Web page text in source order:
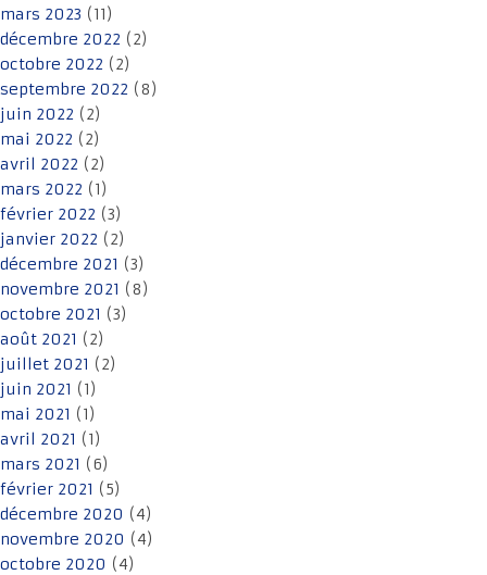
mars 2023 (11)
décembre 2022 (2)
octobre 2022 (2)
septembre 2022 (8)
juin 2022 (2)
mai 2022 (2)
avril 2022 (2)
mars 2022 (1)
février 2022 (3)
janvier 2022 (2)
décembre 2021 (3)
novembre 2021 (8)
octobre 2021 (3)
août 2021 (2)
juillet 2021 (2)
juin 2021 (1)
mai 2021 (1)
avril 2021 (1)
mars 2021 (6)
février 2021 (5)
décembre 2020 (4)
novembre 2020 (4)
octobre 2020 (4)